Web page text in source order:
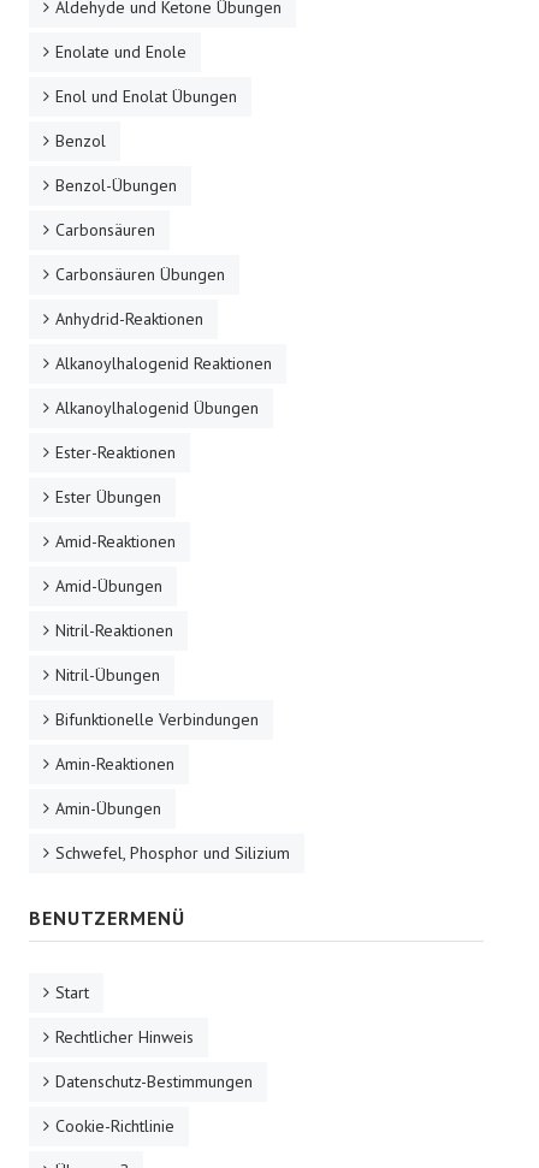
Aldehyde und Ketone Übungen
Enolate und Enole
Enol und Enolat Übungen
Benzol
Benzol-Übungen
Carbonsäuren
Carbonsäuren Übungen
Anhydrid-Reaktionen
Alkanoylhalogenid Reaktionen
Alkanoylhalogenid Übungen
Ester-Reaktionen
Ester Übungen
Amid-Reaktionen
Amid-Übungen
Nitril-Reaktionen
Nitril-Übungen
Bifunktionelle Verbindungen
Amin-Reaktionen
Amin-Übungen
Schwefel, Phosphor und Silizium
BENUTZERMENÜ
Start
Rechtlicher Hinweis
Datenschutz-Bestimmungen
Cookie-Richtlinie